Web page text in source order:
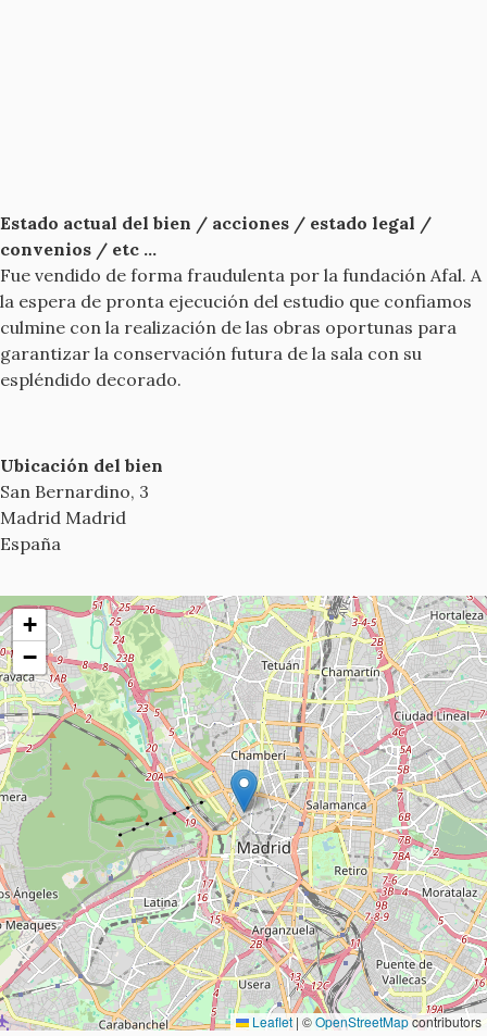
Estado actual del bien / acciones / estado legal /
convenios / etc ...
Fue vendido de forma fraudulenta por la fundación Afal. A
la espera de pronta ejecución del estudio que confiamos
culmine con la realización de las obras oportunas para
garantizar la conservación futura de la sala con su
espléndido decorado.
Ubicación del bien
San Bernardino, 3
Madrid Madrid
España
+
−
Leaflet | ©OpenStreetMapcontributors